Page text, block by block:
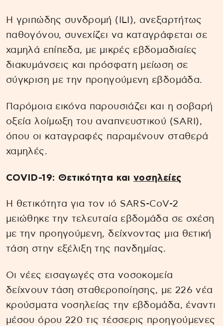
Η γριπώδης συνδρομή (ILI), ανεξαρτήτως
παθογόνου, συνεχίζει να καταγράφεται σε
χαμηλά επίπεδα, με μικρές εβδομαδιαίες
διακυμάνσεις και πρόσφατη μείωση σε
σύγκριση με την προηγούμενη εβδομάδα.
Παρόμοια εικόνα παρουσιάζει και η σοβαρή
οξεία λοίμωξη του αναπνευστικού (SARI),
όπου οι καταγραφές παραμένουν σταθερά
χαμηλές.
COVID-19: Θετικότητα και νοσηλείες
Η θετικότητα για τον ιό SARS-CoV-2
μειώθηκε την τελευταία εβδομάδα σε σχέση
με την προηγούμενη, δείχνοντας μια θετική
τάση στην εξέλιξη της πανδημίας.
Οι νέες εισαγωγές στα νοσοκομεία
δείχνουν τάση σταθεροποίησης, με 226 νέα
κρούσματα νοσηλείας την εβδομάδα, έναντι
μέσου όρου 220 τις τέσσερις προηγούμενες